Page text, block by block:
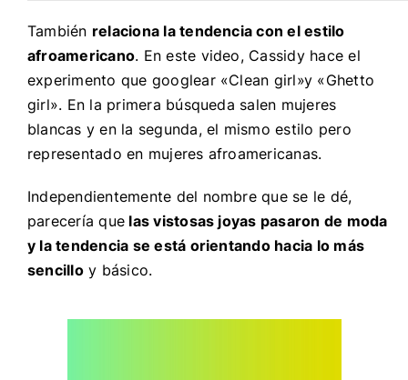
También relaciona la tendencia con el estilo
afroamericano. En este video, Cassidy hace el
experimento que googlear «Clean girl»y «Ghetto
girl». En la primera búsqueda salen mujeres
blancas y en la segunda, el mismo estilo pero
representado en mujeres afroamericanas.
Independientemente del nombre que se le dé,
parecería que las vistosas joyas pasaron de moda
y la tendencia se está orientando hacia lo más
sencilloy básico.